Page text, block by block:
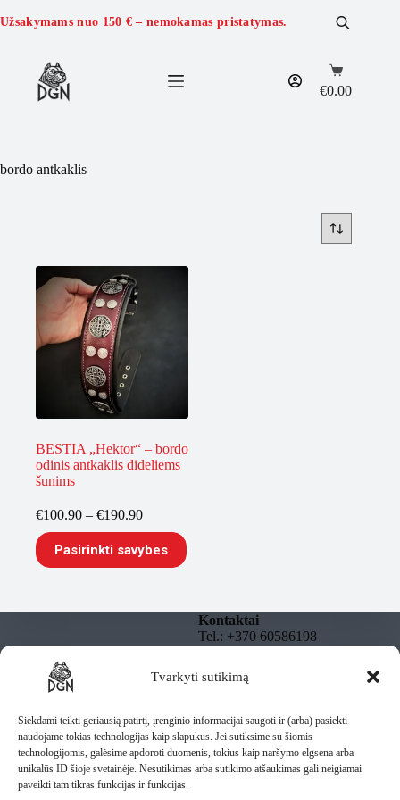
Tvarkyti sutikimą
Siekdami teikti geriausią patirtį, įrenginio informacijai saugoti ir (arba) pasiekti
naudojame tokias technologijas kaip slapukus. Jei sutiksime su šiomis
technologijomis, galėsime apdoroti duomenis, tokius kaip naršymo elgsena arba
unikalūs ID šioje svetainėje. Nesutikimas arba sutikimo atšaukimas gali neigiamai
paveikti tam tikras funkcijas ir funkcijas.
to
Užsakymams nuo 150 € – nemokamas pristatymas.
Shopping
cart
€0.00
bordo antkaklis
BESTIA „Hektor“ – bordo
odinis antkaklis dideliems
šunims
€100.90 – €190.90Price
range:
€100.90
through
Pasirinkti savybes
This
product
has
chosen
the
product
page
Informacija
Taisyklės
Pristatymas
Kontaktai
Tel.: +370 60586198
DGNBULLY – Tomas
Daugnoras
Individuali veikla pagal
pažymą